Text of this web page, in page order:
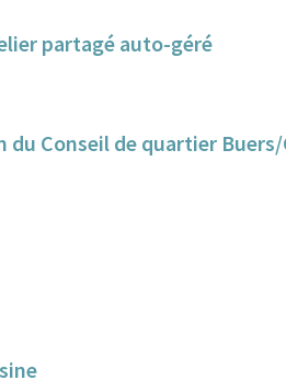
partagé auto-géré
Conseil de quartier